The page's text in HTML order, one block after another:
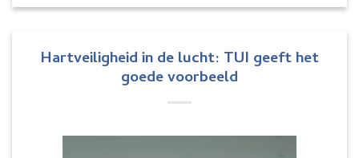
Hartveiligheid in de lucht: TUI geeft het
goede voorbeeld